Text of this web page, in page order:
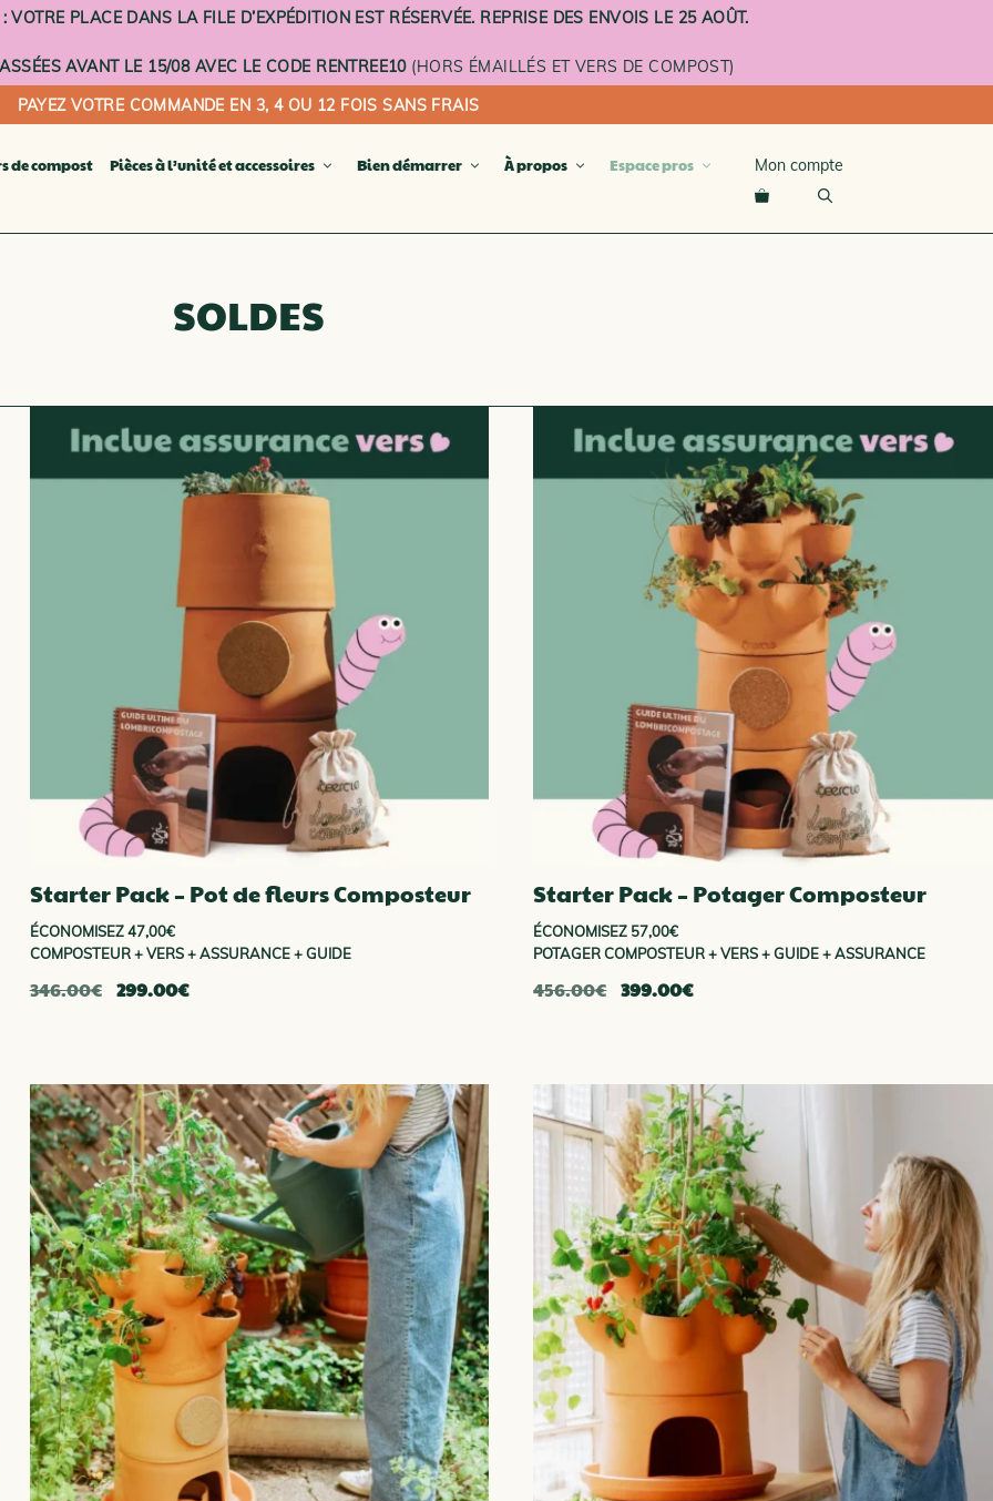
PLACE DANS LA FILE D’EXPÉDITION EST RÉSERVÉE. REPRISE DES ENVOIS LE 25 AOÛT.
AVANT LE 15/08 AVEC LE CODE RENTREE10(HORS ÉMAILLÉS ET VERS DE COMPOST)
PAYEZ VOTRE COMMANDE EN 3, 4 OU 12 FOIS SANS FRAIS
Mon compte
D’EXTÉRIEUR
D’INTÉRIEUR
COMPOSTEURS ÉMAILLÉS
de compost Pièces à l’unité et accessoires
LA CARTE CADEAU DIGITALE
Bien démarrer À propos
Espace pros
SOLDES
Starter Pack – Pot de fleurs Composteur
ÉCONOMISEZ 47,00€
COMPOSTEUR + VERS + ASSURANCE + GUIDE
346.00€ Le
346.00€.
299.00€Le
299.00€.
Starter Pack – Potager Composteur
ÉCONOMISEZ 57,00€
POTAGER COMPOSTEUR + VERS + GUIDE + ASSURANCE
456.00€ Le
456.00€.
399.00€Le
399.00€.